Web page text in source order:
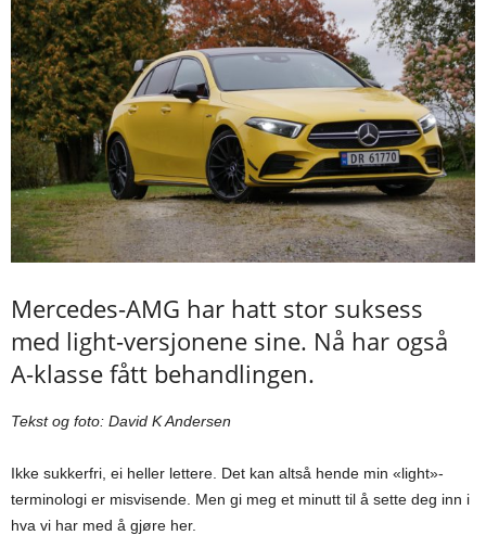
Mercedes-AMG har hatt stor suksess
med light-versjonene sine. Nå har også
A-klasse fått behandlingen.
Tekst og foto: David K Andersen
Ikke sukkerfri, ei heller lettere. Det kan altså hende min «light»-
terminologi er misvisende. Men gi meg et minutt til å sette deg inn i
hva vi har med å gjøre her.